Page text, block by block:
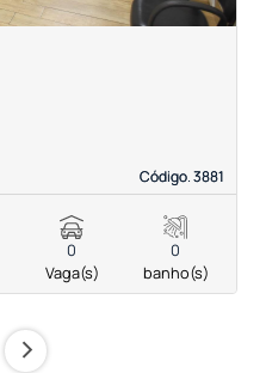
Código. 3881
Código. 3881
0
Vaga(s)
0
banho(s)
›